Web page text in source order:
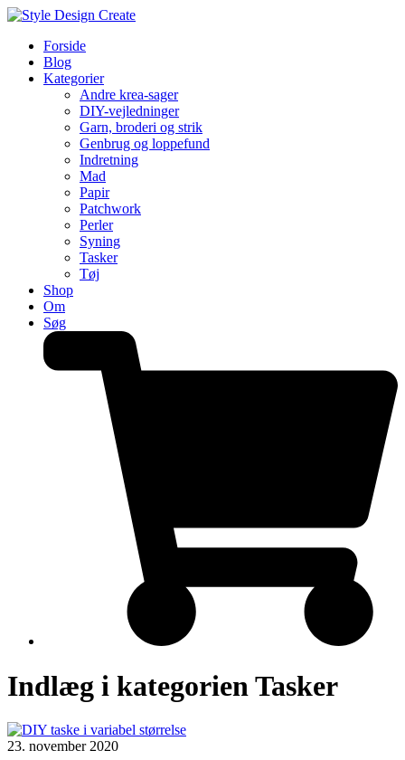
Forside
Blog
Kategorier
Andre krea-sager
DIY-vejledninger
Garn, broderi og strik
Genbrug og loppefund
Indretning
Mad
Papir
Patchwork
Perler
Syning
Tasker
Tøj
Shop
Om
Søg
Indlæg i kategorien Tasker
23. november 2020